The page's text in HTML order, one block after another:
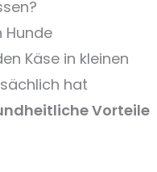
Hunde
Käse in kleinen
hat
Vorteile